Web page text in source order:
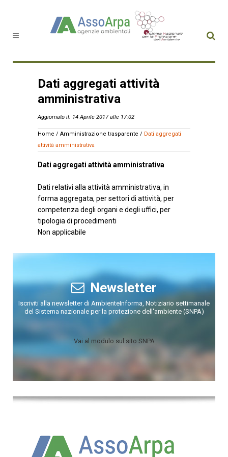
Dati aggregati attività
amministrativa
Aggiornato il: 14 Aprile 2017 alle 17:02
Home / Amministrazione trasparente / Dati aggregati
attività amministrativa
Dati aggregati attività amministrativa
Dati relativi alla attività amministrativa, in
forma aggregata, per settori di attività, per
competenza degli organi e degli uffici, per
tipologia di procedimenti
Non applicabile
Newsletter
Iscriviti alla newsletter di AmbienteInforma, Notiziario settimanale
del Sistema nazionale per la protezione dell'ambiente (SNPA)
Vai al modulo sul sito SNPA